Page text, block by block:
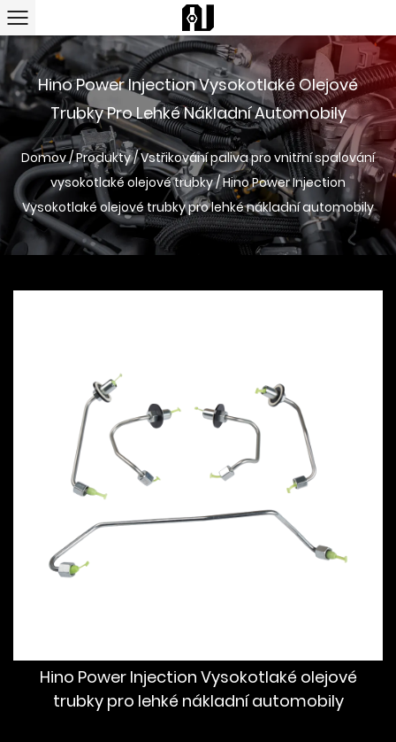
Hino Power Injection Vysokotlaké Olejové
Trubky Pro Lehké Nákladní Automobily
Domov/Produkty/Vstřikování paliva pro vnitřní spalování
vysokotlaké olejové trubky/Hino Power Injection
Vysokotlaké olejové trubky pro lehké nákladní automobily
Hino Power Injection Vysokotlaké olejové
trubky pro lehké nákladní automobily